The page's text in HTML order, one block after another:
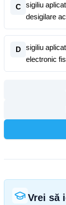
C
sigiliu
desigilare
D
sigiliu
electronic
Vrei să